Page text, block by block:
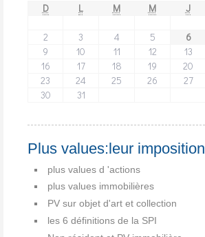
D L M M J
2
3 4 5 6
9
10 11 12 13
16
17 18 19 20
23
24 25 26 27
30
31
Plus values:leur imposition
plus values d 'actions
plus values immobilières
PV sur objet d'art et collection
les 6 définitions de la SPI